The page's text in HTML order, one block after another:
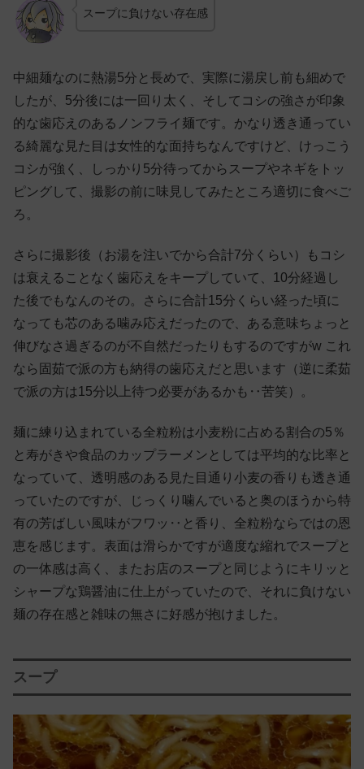
スープに負けない存在感
中細麺なのに熱湯5分と長めで、実際に湯戻し前も細めで
したが、5分後には一回り太く、そしてコシの強さが印象
的な歯応えのあるノンフライ麺です。かなり透き通ってい
る綺麗な見た目は女性的な面持ちなんですけど、けっこう
コシが強く、しっかり5分待ってからスープやネギをトッ
ピングして、撮影の前に味見してみたところ適切に食べご
ろ。
さらに撮影後（お湯を注いでから合計7分くらい）もコシ
は衰えることなく歯応えをキープしていて、10分経過し
た後でもなんのその。さらに合計15分くらい経った頃に
なっても芯のある噛み応えだったので、ある意味ちょっと
伸びなさ過ぎるのが不自然だったりもするのですがw これ
なら固茹で派の方も納得の歯応えだと思います（逆に柔茹
で派の方は15分以上待つ必要があるかも‥苦笑）。
麺に練り込まれている全粒粉は小麦粉に占める割合の5％
と寿がきや食品のカップラーメンとしては平均的な比率と
なっていて、透明感のある見た目通り小麦の香りも透き通
っていたのですが、じっくり噛んでいると奥のほうから特
有の芳ばしい風味がフワッ‥と香り、全粒粉ならではの恩
恵を感じます。表面は滑らかですが適度な縮れでスープと
の一体感は高く、またお店のスープと同じようにキリッと
シャープな鶏醤油に仕上がっていたので、それに負けない
麺の存在感と雑味の無さに好感が抱けました。
スープ